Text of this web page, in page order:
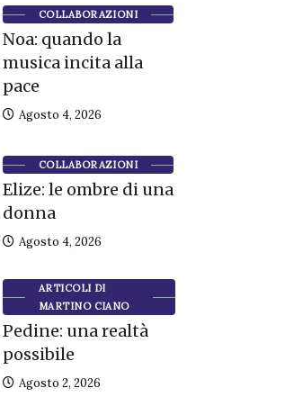
COLLABORAZIONI
Noa: quando la
musica incita alla
pace
Agosto 4, 2026
COLLABORAZIONI
Elize: le ombre di una
donna
Agosto 4, 2026
ARTICOLI DI
MARTINO CIANO
Pedine: una realtà
possibile
Agosto 2, 2026